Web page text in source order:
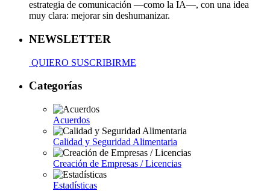
estrategia de comunicación —como la IA—, con una idea
muy clara: mejorar sin deshumanizar.
NEWSLETTER
QUIERO SUSCRIBIRME
Categorías
Acuerdos
Calidad y Seguridad Alimentaria
Creación de Empresas / Licencias
Estadísticas